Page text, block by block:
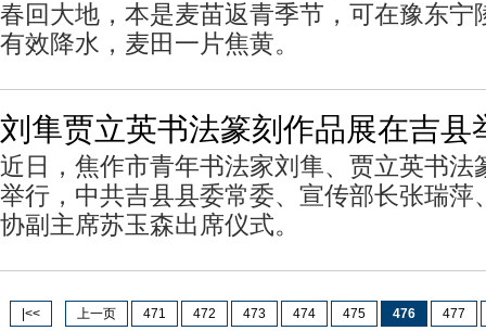
春回大地，本是麦苗返青季节，可在豫东宁
有效降水，麦田一片焦黄。
刘隼贾立英书法篆刻作品展在吉县
近日，焦作市青年书法家刘隼、贾立英书法
举行，中共吉县县委常委、宣传部长张瑞萍
协副主席苏玉森出席仪式。
|<< 上一页 471 472 473 474 475 476 477